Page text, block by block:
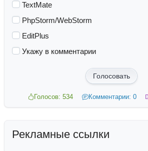
TextMate
PhpStorm/WebStorm
EditPlus
Укажу в комментарии
Голосовать
Голосов: 534 Комментарии: 0
Рекламные ссылки